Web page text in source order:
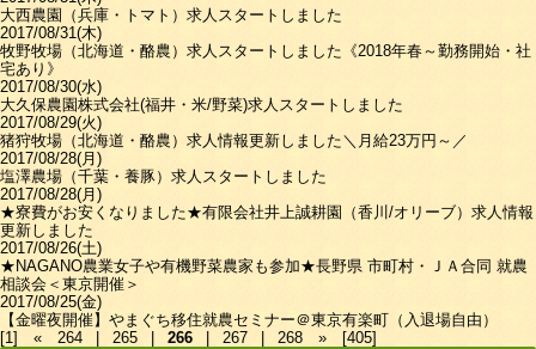
大西農園（兵庫・トマト）求人スタートしました
2017/08/31(木)
牧野牧場（北海道・酪農）求人スタートしました《2018年春～勤務開始・社
宅あり》
2017/08/30(水)
大久保農園株式会社(福井・米/野菜)求人スタートしました
2017/08/29(火)
猪狩牧場（北海道・酪農）求人情報更新しました＼月給23万円～／
2017/08/28(月)
塩澤農場（千葉・養豚）求人スタートしました
2017/08/28(月)
★寮費がお安くなりました★有限会社井上誠耕園（香川/オリーブ）求人情報
更新しました
2017/08/26(土)
★NAGANO農業女子や有機野菜農家も参加★長野県 市町村・ＪＡ合同 就農
相談会＜東京開催＞
2017/08/25(金)
【金曜夜開催】やまぐち移住就農セミナー＠東京有楽町（入退場自由）
[1]
« 264 265 266 267 268 » [405]